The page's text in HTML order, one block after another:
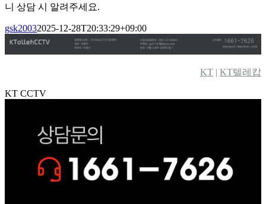
니 상담 시 알려주세요.
gsk20032025-12-28T20:33:29+09:00
KT | KT텔레캅
KT CCTV